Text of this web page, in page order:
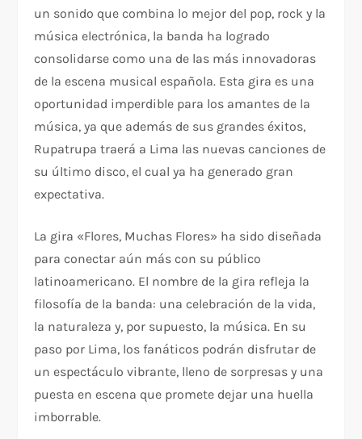
un sonido que combina lo mejor del pop, rock y la
música electrónica, la banda ha logrado
consolidarse como una de las más innovadoras
de la escena musical española. Esta gira es una
oportunidad imperdible para los amantes de la
música, ya que además de sus grandes éxitos,
Rupatrupa traerá a Lima las nuevas canciones de
su último disco, el cual ya ha generado gran
expectativa.
La gira «Flores, Muchas Flores» ha sido diseñada
para conectar aún más con su público
latinoamericano. El nombre de la gira refleja la
filosofía de la banda: una celebración de la vida,
la naturaleza y, por supuesto, la música. En su
paso por Lima, los fanáticos podrán disfrutar de
un espectáculo vibrante, lleno de sorpresas y una
puesta en escena que promete dejar una huella
imborrable.